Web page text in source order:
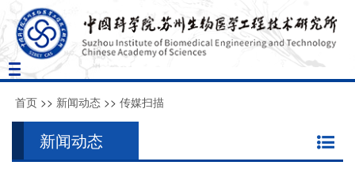
Toggle
navigation
首页 >> 新闻动态 >> 传媒扫描
新闻动态